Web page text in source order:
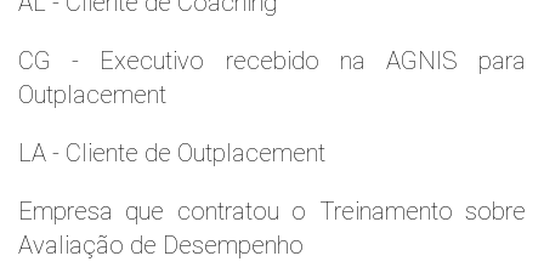
CG - Executivo recebido na AGNIS para
Outplacement
LA - Cliente de Outplacement
Empresa que contratou o Treinamento sobre
Avaliação de Desempenho